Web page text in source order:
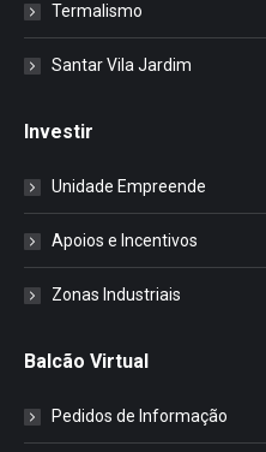
Termalismo
Santar Vila Jardim
Investir
Unidade Empreende
Apoios e Incentivos
Zonas Industriais
Balcão Virtual
Pedidos de Informação